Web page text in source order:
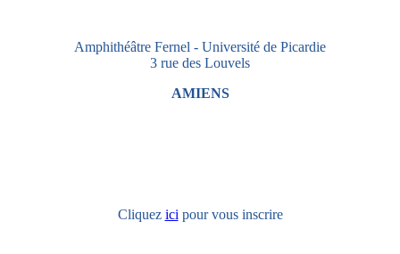
Amphithéâtre Fernel - Université de Picardie
3 rue des Louvels
AMIENS
Cliquez ici pour vous inscrire